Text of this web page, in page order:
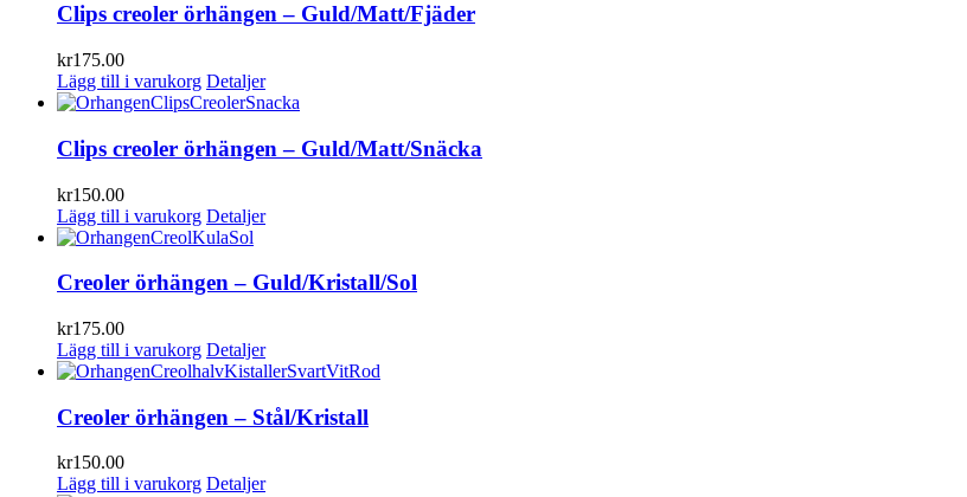
Clips creoler örhängen – Guld/Matt/Fjäder
kr175.00
Lägg till i varukorg Detaljer
Clips creoler örhängen – Guld/Matt/Snäcka
kr150.00
Lägg till i varukorg Detaljer
Creoler örhängen – Guld/Kristall/Sol
kr175.00
Lägg till i varukorg Detaljer
Creoler örhängen – Stål/Kristall
kr150.00
Lägg till i varukorg Detaljer